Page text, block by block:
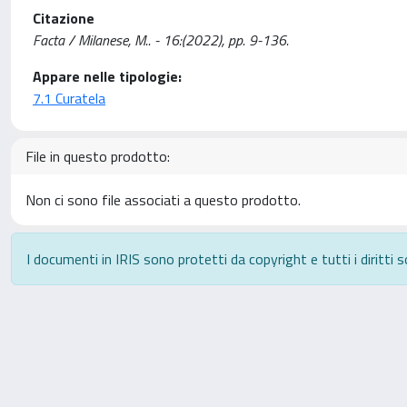
Citazione
Facta / Milanese, M.. - 16:(2022), pp. 9-136.
Appare nelle tipologie:
7.1 Curatela
File in questo prodotto:
Non ci sono file associati a questo prodotto.
I documenti in IRIS sono protetti da copyright e tutti i diritti